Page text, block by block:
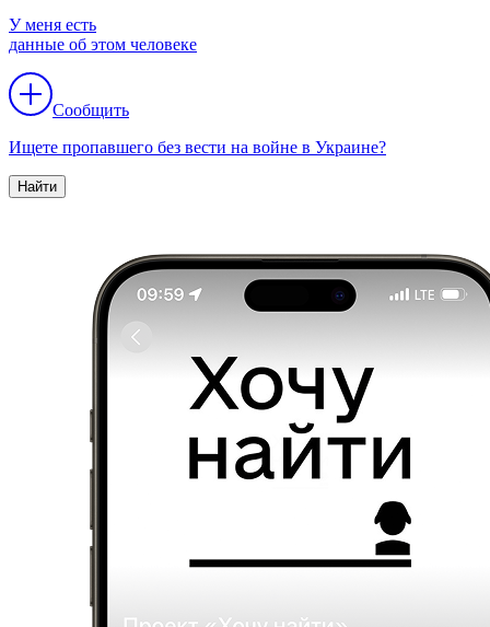
У меня есть
данные об этом человеке
Сообщить
Ищете пропавшего без вести на войне в Украине?
Найти